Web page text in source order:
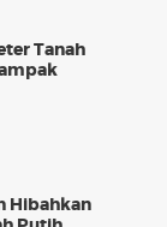
Tanah
Hibahkan